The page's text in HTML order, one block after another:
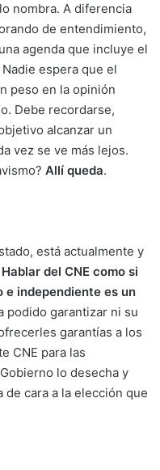
nombra. A diferencia
de entendimiento,
agenda que incluye el
espera que el
peso en la opinión
Debe recordarse,
alcanzar un
vez se ve más lejos.
Allí queda.
está actualmente y
Hablar del CNE como si
e independiente es un
podido garantizar ni su
garantías a los
CNE para las
lo desecha y
cara a la elección que